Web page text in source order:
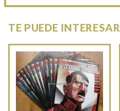
TE PUEDE